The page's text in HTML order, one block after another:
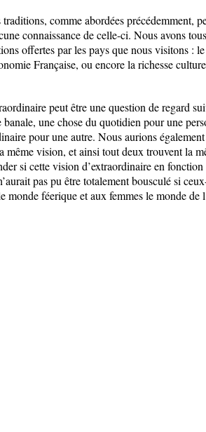
comme abordées précédemment,
connaissance de celle-ci. Nous avons
offertes par les pays que nous visitons :
Française, ou encore la richesse
peut être une question de regard
banale, une chose du quotidien pour une
pour une autre. Nous aurions
même vision, et ainsi tout deux trouvent la
si cette vision d’extraordinaire en
pas pu être totalement bousculé si
monde féerique et aux femmes le monde de